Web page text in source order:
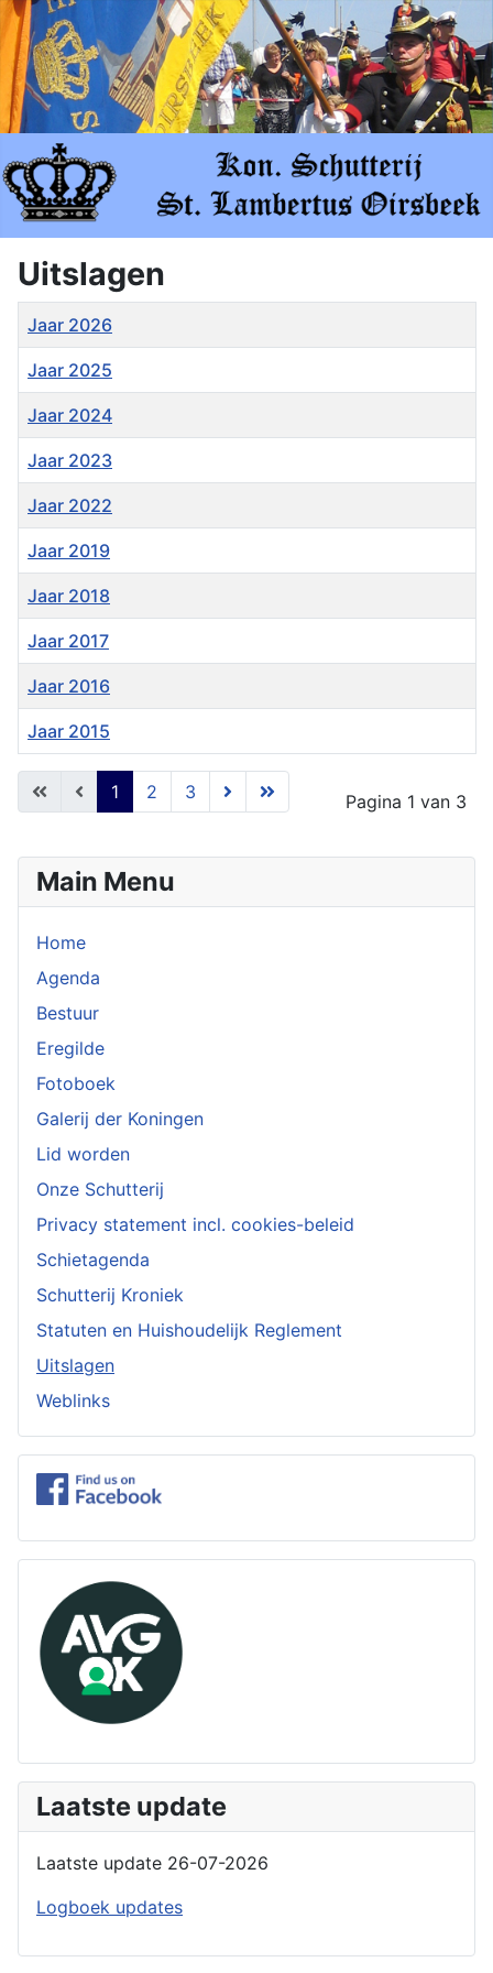
Main Menu
Home
Agenda
Bestuur
Eregilde
Fotoboek
Galerij der Koningen
Lid worden
Onze Schutterij
Privacy statement incl. cookies-beleid
Schietagenda
Schutterij Kroniek
Statuten en Huishoudelijk Reglement
Uitslagen
Weblinks
Laatste update
Laatste update 26-07-2026
Logboek updates
Uitslagen
Artikelen
Titel
Jaar 2026
Jaar 2025
Jaar 2024
Jaar 2023
Jaar 2022
Jaar 2019
Jaar 2018
Jaar 2017
Jaar 2016
Jaar 2015
Pagina 1 van 3
1 2 3